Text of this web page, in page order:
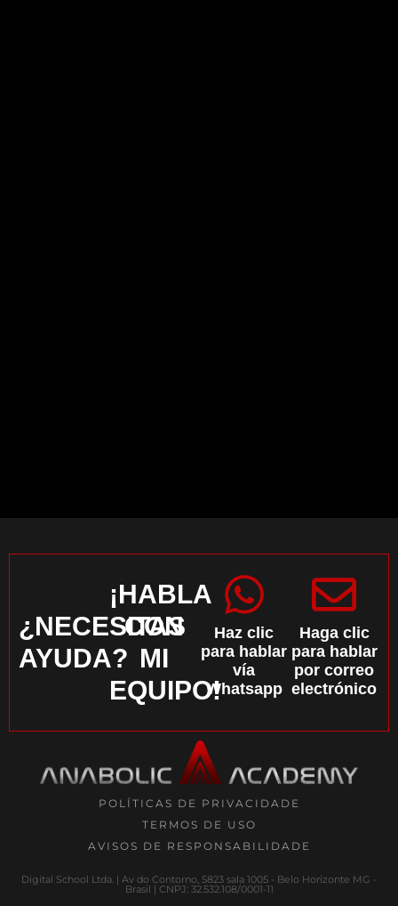
¿NECESITAS
AYUDA?
Haz clic
para hablar
vía
Whatsapp
¡HABLA
CON
MI
EQUIPO!
Haga clic
para hablar
por correo
electrónico
POLÍTICAS DE PRIVACIDADE
TERMOS DE USO
AVISOS DE RESPONSABILIDADE
Digital School Ltda. | Av do Contorno, 5823 sala 1005 - Belo Horizonte MG -
Brasil | CNPJ: 32.532.108/0001-11